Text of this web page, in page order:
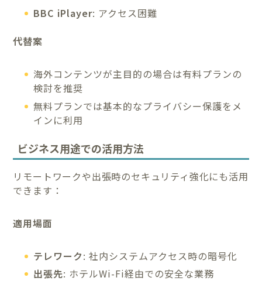
BBC iPlayer: アクセス困難
代替案
海外コンテンツが主目的の場合は有料プランの
検討を推奨
無料プランでは基本的なプライバシー保護をメ
インに利用
ビジネス用途での活用方法
リモートワークや出張時のセキュリティ強化にも活用
できます：
適用場面
テレワーク: 社内システムアクセス時の暗号化
出張先: ホテルWi-Fi経由での安全な業務